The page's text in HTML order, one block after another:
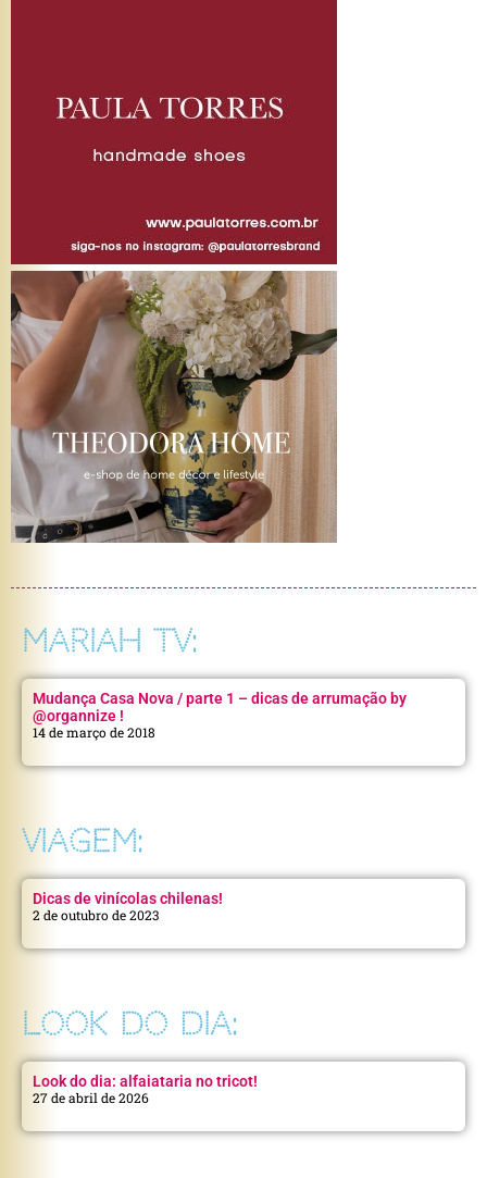
MARIAH TV:
Mudança Casa Nova / parte 1 – dicas de arrumação by
@organnize !
14 de março de 2018
VIAGEM:
Dicas de vinícolas chilenas!
2 de outubro de 2023
LOOK DO DIA:
Look do dia: alfaiataria no tricot!
27 de abril de 2026